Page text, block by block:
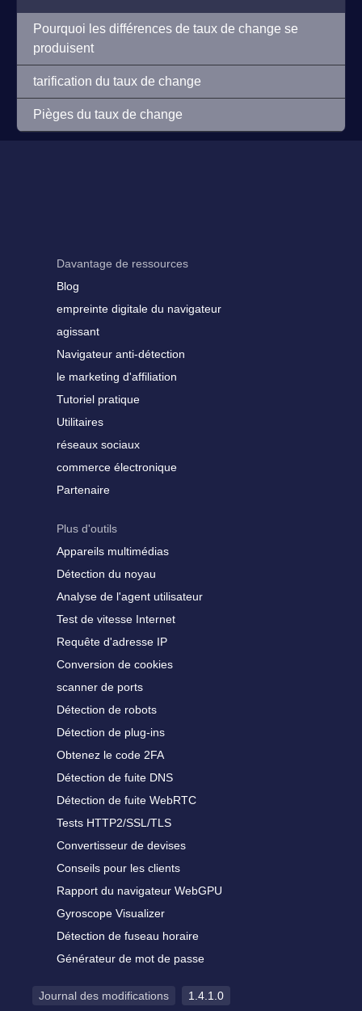
Pourquoi les différences de taux de change se
produisent
tarification du taux de change
Pièges du taux de change
Davantage de ressources
Blog
empreinte digitale du navigateur
agissant
Navigateur anti-détection
le marketing d'affiliation
Tutoriel pratique
Utilitaires
réseaux sociaux
commerce électronique
Partenaire
Plus d'outils
Appareils multimédias
Détection du noyau
Analyse de l'agent utilisateur
Test de vitesse Internet
Requête d'adresse IP
Conversion de cookies
scanner de ports
Détection de robots
Détection de plug-ins
Obtenez le code 2FA
Détection de fuite DNS
Détection de fuite WebRTC
Tests HTTP2/SSL/TLS
Convertisseur de devises
Conseils pour les clients
Rapport du navigateur WebGPU
Gyroscope Visualizer
Détection de fuseau horaire
Générateur de mot de passe
Journal des modifications 1.4.1.0